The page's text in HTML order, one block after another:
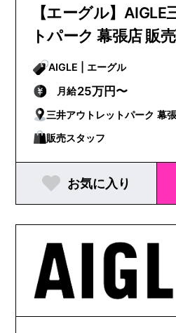
【エーグル】
トパーク 幕張店 販
AIGLE | エーグル
月給25万円〜
三井アウトレットパーク 幕張
販売スタッフ
お気に入り